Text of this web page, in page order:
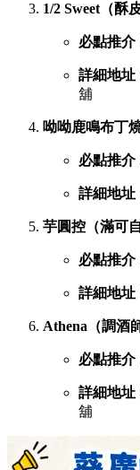
1/2 Sweet（酥
必點推介
詳細地址
舖
呦呦鹿鳴布丁
必點推介
詳細地址
芋圓控（滿可
必點推介
詳細地址
Athena（調酒
必點推介
詳細地址
舖